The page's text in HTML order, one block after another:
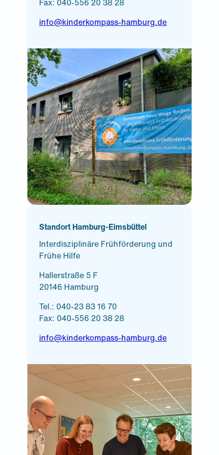
Fax: 040-556 20 38 28
info@kinderkompass-hamburg.de
Standort Hamburg-Eimsbüttel
Interdisziplinäre Frühförderung und
Frühe Hilfe
Hallerstraße 5 F
20146 Hamburg
Tel.: 040-23 83 16 70
Fax: 040-556 20 38 28
info@kinderkompass-hamburg.de